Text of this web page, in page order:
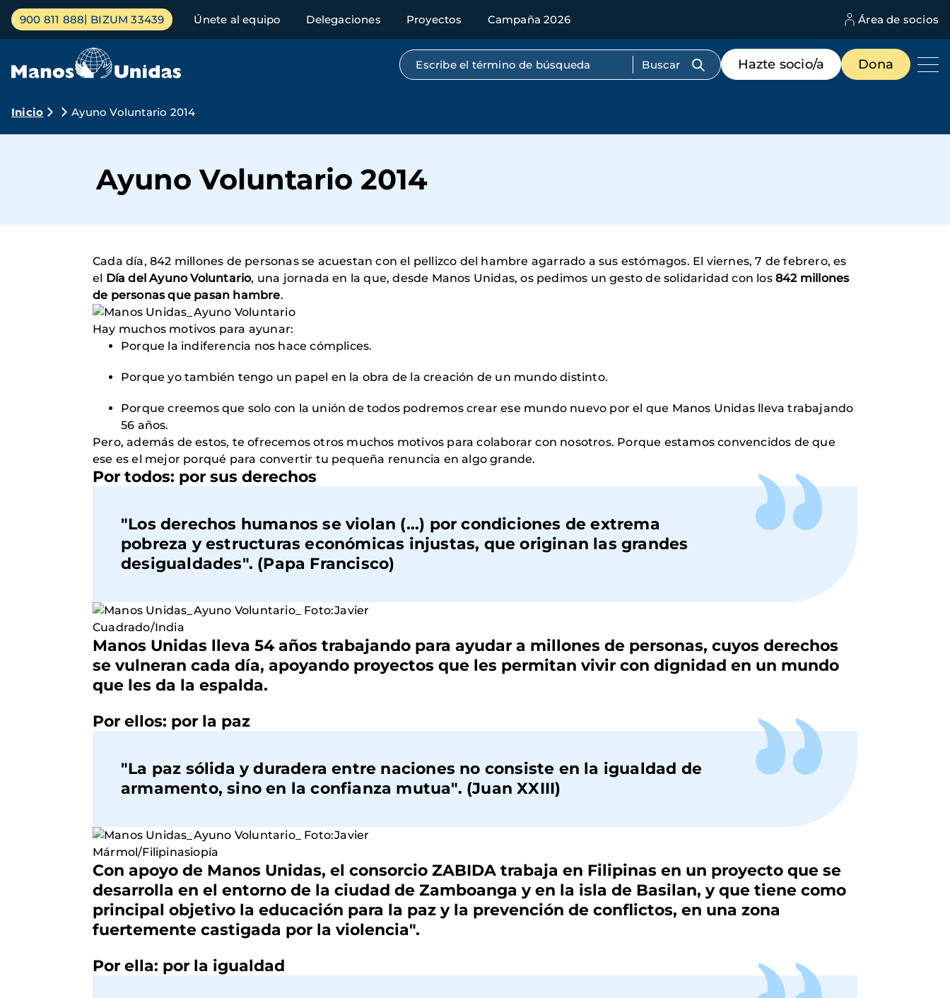
Pasar
contenido
Menú
principal
900 811 888 BIZUM 33439 Únete al equipo Delegaciones Proyectos Campaña 2026 Área de socios
Búsqueda por texto completo
Menú
de
destacados
Hazte socio/a Dona
Ruta
navegación
Inicio Ayuno Voluntario 2014
Ayuno Voluntario 2014
Cada día, 842 millones de personas se acuestan con el pellizco del hambre agarrado a sus estómagos. El viernes, 7 de febrero, es
el Día del Ayuno Voluntario, una jornada en la que, desde Manos Unidas, os pedimos un gesto de solidaridad con los842 millones
de personas que pasan hambre.
Hay muchos motivos para ayunar:
Porque la indiferencia nos hace cómplices.
Porque yo también tengo un papel en la obra de la creación de un mundo distinto.
Porque creemos que solo con la unión de todos podremos crear ese mundo nuevo por el que Manos Unidas lleva trabajando
56 años.
Pero, además de estos, te ofrecemos otros muchos motivos para colaborar con nosotros. Porque estamos convencidos de que
ese es el mejor porqué para convertir tu pequeña renuncia en algo grande.
Por todos: por sus derechos
"Los derechos humanos se violan (...) por condiciones de extrema
pobreza y estructuras económicas injustas, que originan las grandes
desigualdades". (Papa Francisco)
Manos Unidas lleva 54 años trabajando para ayudar a millones de personas, cuyos derechos
se vulneran cada día, apoyando proyectos que les permitan vivir con dignidad en un mundo
que les da la espalda.
Por ellos: por la paz
"La paz sólida y duradera entre naciones no consiste en la igualdad de
armamento, sino en la confianza mutua". (Juan XXIII)
Con apoyo de Manos Unidas, el consorcio ZABIDA trabaja en Filipinas en un proyecto que se
desarrolla en el entorno de la ciudad de Zamboanga y en la isla de Basilan, y que tiene como
principal objetivo la educación para la paz y la prevención de conflictos, en una zona
fuertemente castigada por la violencia".
Por ella: por la igualdad